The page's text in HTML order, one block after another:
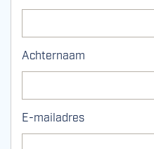
Achternaam
E-mailadres